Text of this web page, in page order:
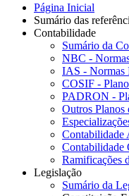
Página Inicial
Sumário das
Contabilidade
Sumário da
NBC -
IAS - Normas
COSIF -
PADRON -
Outros Planos
Contabilidade
Contabilidade
Ramificações
Legislação
Sumário da